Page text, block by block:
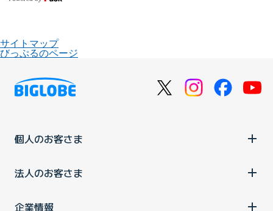
サイトマップ
びっぷるのページ
個人のお客さま
法人のお客さま
企業情報